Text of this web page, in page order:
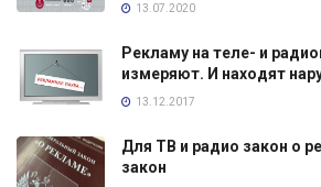
13.07.2020
Рекламу на теле- и
измеряют. И находят
13.12.2017
Для ТВ и радио закон о
закон